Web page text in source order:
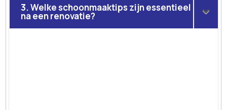
3. Welke schoonmaaktips zijn essentieel
na een renovatie?